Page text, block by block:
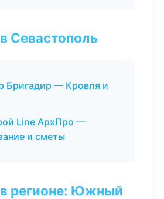
Севастополь
Бригадир — Кровля и
Line АрхПро —
и сметы
регионе: Южный